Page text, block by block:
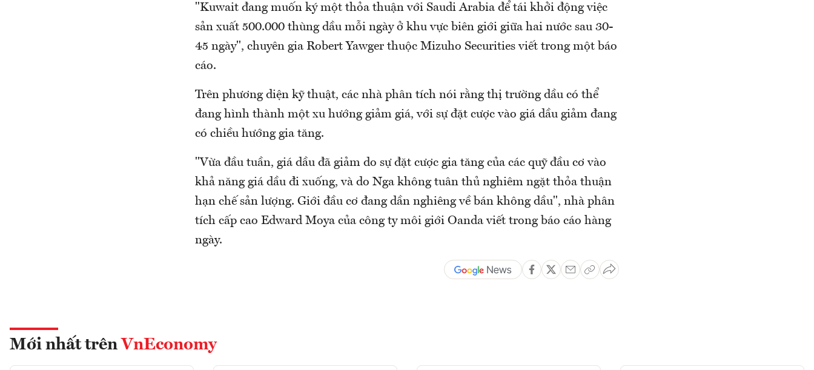
"Kuwait đang muốn ký một thỏa thuận với Saudi Arabia để tái khởi động việc
sản xuất 500.000 thùng dầu mỗi ngày ở khu vực biên giới giữa hai nước sau 30-
45 ngày", chuyên gia Robert Yawger thuộc Mizuho Securities viết trong một báo
cáo.
Trên phương diện kỹ thuật, các nhà phân tích nói rằng thị trường dầu có thể
đang hình thành một xu hướng giảm giá, với sự đặt cược vào giá dầu giảm đang
có chiều hướng gia tăng.
"Vừa đầu tuần, giá dầu đã giảm do sự đặt cược gia tăng của các quỹ đầu cơ vào
khả năng giá dầu đi xuống, và do Nga không tuân thủ nghiêm ngặt thỏa thuận
hạn chế sản lượng. Giới đầu cơ đang dần nghiêng về bán không dầu", nhà phân
tích cấp cao Edward Moya của công ty môi giới Oanda viết trong báo cáo hàng
ngày.
Mới nhất trên VnEconomy